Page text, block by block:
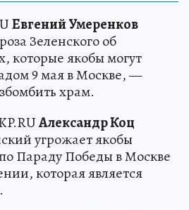
Евгений Умеренков
Зеленского об
которые якобы могут
9 мая в Москве, —
храм.
Александр Коц
угрожает якобы
Параду Победы в Москве
которая является